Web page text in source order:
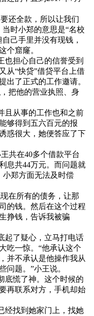
还全款，所以让我们
时小郑的意思是“名校
己手里并没有现钱，
个窟窿。
也担心自己的信誉受到
从“快贷”借贷平台上借
出了正式的工作邀请。
把他的营业执照、身
且从事的工作也和之前
够得到五六百元的报
惑很大，她便答应了下
共在40多个借款平台
息共44万元。而问题就
小郑方面无法及时偿
在所有的债务，让那
的钱。然后在这个过程
挣钱，告诉我被骗
起了疑心，立马打电话
吃一惊。“他承认这个
并不承认是他操作我从
问题。”小王说。
底慌了神。这个时候的
再联系对方，手机却始
经找到她家门上，找她